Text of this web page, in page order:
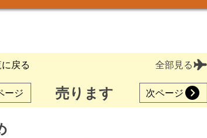
戻る 全部見る
ージ 売ります 次ページ